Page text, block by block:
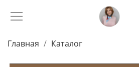
Главная Каталог